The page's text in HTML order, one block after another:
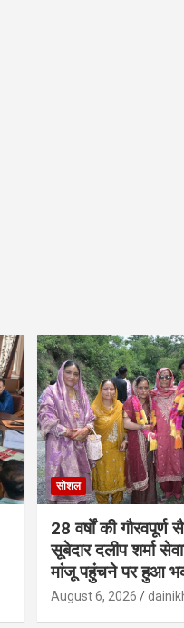
सोशल
28 वर्षों की गौरवपूर्ण
सूबेदार दलीप शर्मा
मांजू पहुंचने पर हुआ
August 6, 2026